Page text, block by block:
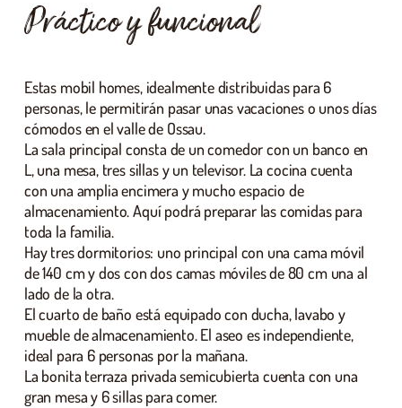
Práctico y funcional
Estas mobil homes, idealmente distribuidas para 6
personas, le permitirán pasar unas vacaciones o unos días
cómodos en el valle de Ossau.
La sala principal consta de un comedor con un banco en
L, una mesa, tres sillas y un televisor. La cocina cuenta
con una amplia encimera y mucho espacio de
almacenamiento. Aquí podrá preparar las comidas para
toda la familia.
Hay tres dormitorios: uno principal con una cama móvil
de 140 cm y dos con dos camas móviles de 80 cm una al
lado de la otra.
El cuarto de baño está equipado con ducha, lavabo y
mueble de almacenamiento. El aseo es independiente,
ideal para 6 personas por la mañana.
La bonita terraza privada semicubierta cuenta con una
gran mesa y 6 sillas para comer.